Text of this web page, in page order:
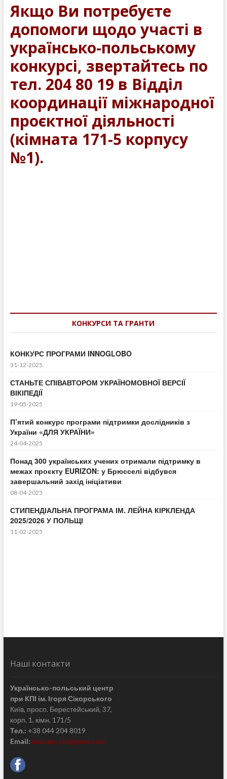
Якщо Ви потребуєте
допомоги щодо участі в
українсько-польському
конкурсі, звертайтесь по
тел. 204 80 19 в Відділ
координації міжнародної
проєктної діяльності
(кімната 171-5 корпусу
№1).
КОНКУРСИ ТА ГРАНТИ
КОНКУРС ПРОГРАМИ INNOGLOBO
31-12-2025
СТАНЬТЕ СПІВАВТОРОМ УКРАЇНОМОВНОЇ ВЕРСІЇ
ВІКІПЕДІЇ
19-05-2025
П’ятий конкурс програми підтримки дослідників з
України «ДЛЯ УКРАЇНИ»
24-04-2025
Понад 300 українських учених отримали підтримку в
межах проєкту EURIZON: у Брюсселі відбувся
завершальний захід ініціативи
08-04-2025
СТИПЕНДІАЛЬНА ПРОГРАМА ІМ. ЛЕЙНА КІРКЛЕНДА
2025/2026 У ПОЛЬЩІ
11-02-2025
Наші контакти
Українсько-польський центр
при КПІ ім. Ігоря Сікорського
Київ, просп. Берестейський, 37,
корп. 1, кімн. 171/5
Тел.: +38 044 204 8019
Email: mail.upc.kpi@gmail.com